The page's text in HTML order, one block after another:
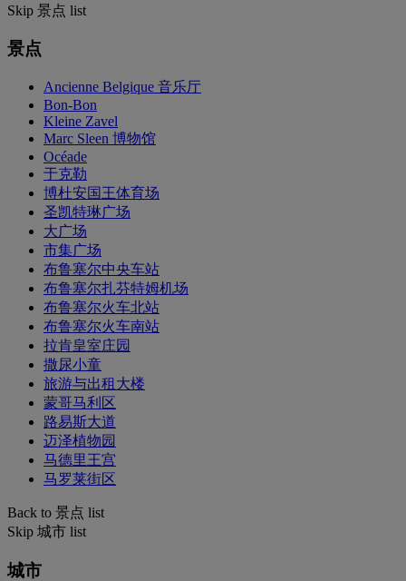
Skip 景点 list
景点
Ancienne Belgique 音乐厅
Bon-Bon
Kleine Zavel
Marc Sleen 博物馆
Océade
于克勒
博杜安国王体育场
圣凯特琳广场
大广场
市集广场
布鲁塞尔中央车站
布鲁塞尔扎芬特姆机场
布鲁塞尔火车北站
布鲁塞尔火车南站
拉肯皇室庄园
撒尿小童
旅游与出租大楼
蒙哥马利区
路易斯大道
迈泽植物园
马德里王宫
马罗莱街区
Back to 景点 list
Skip 城市 list
城市